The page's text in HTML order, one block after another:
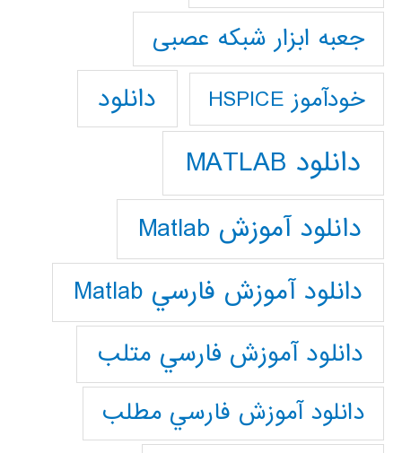
جعبه ابزار شبکه عصبی
خودآموز HSPICE دانلود
دانلود MATLAB
دانلود آموزش Matlab
دانلود آموزش فارسي Matlab
دانلود آموزش فارسي متلب
دانلود آموزش فارسي مطلب